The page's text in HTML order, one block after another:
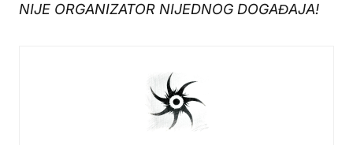
NIJE ORGANIZATOR NIJEDNOG DOGAĐAJA!